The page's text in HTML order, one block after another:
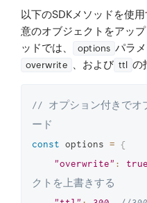
以下のSDKメソッドを使
意のオブジェクトをアッ
ッドでは、
options パラ
overwrite 、および ttl の
// オプション付きでオ
ード
const options =
{
"overwrite" : true
クトを上書きする